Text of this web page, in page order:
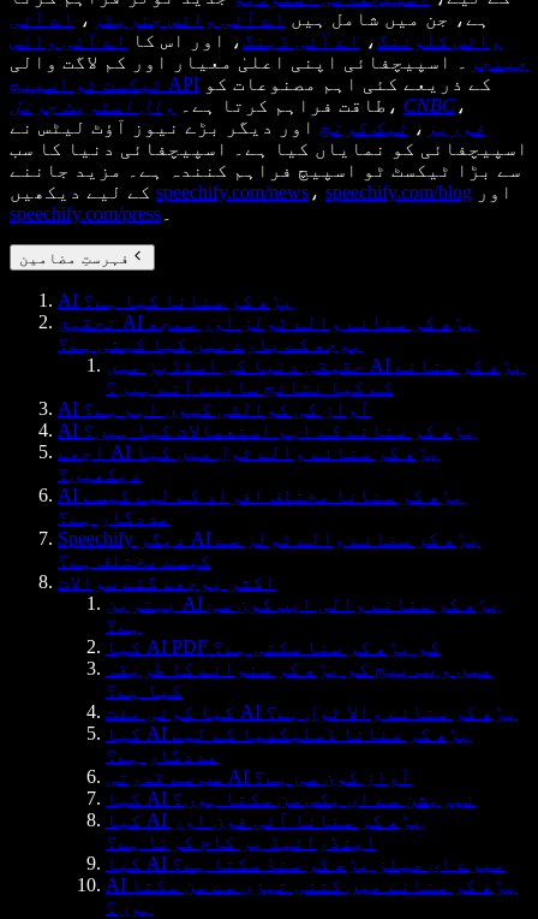
ہے، جن میں شامل ہیں اے آئی وائس جنریٹر ،
اے آئی
وائس کلوننگ، اے آئی ڈبنگ، اور اس کا
اے آئی وائس
چینجر
۔ اسپیچفائی اپنی اعلیٰ معیار اور کم لاگت والی
ٹیکسٹ ٹو اسپیچ API
طاقت فراہم کرتا ہے۔
وال اسٹریٹ جرنل ، CNBC ،
فوربز ، ٹیک کرنچ اور دیگر بڑے نیوز آؤٹ لیٹس نے
اسپیچفائی کو نمایاں کیا ہے۔ اسپیچفائی دنیا کا سب
سے بڑا ٹیکسٹ ٹو اسپیچ فراہم کنندہ ہے۔ مزید جاننے
speechify.com/news ، speechify.com/blog اور
speechify.com/press
فہرستِ مضامین
AI پڑھ کر سنانا کیا ہے؟
تحقیق AI پڑھ کر سنانے والے ٹولز اور سمجھ
بوجھ کے بارے میں کیا کہتی ہے؟
حقیقی دنیا کی اسٹڈیز میں AI پڑھ کر سنانے
کے کیا نتائج سامنے آتے ہیں؟
AI آواز کی کوالٹی کیوں اہم ہے؟
AI پڑھ کر سنانے کے اہم استعمالات کیا ہیں؟
اچھے AI پڑھ کر سنانے والے ٹول میں کیا
دیکھیں؟
AI پڑھ کر سنانا مختلف افراد کے لیے کیسے
مددگار ہے؟
Speechify دیگر AI پڑھ کر سنانے والے ٹولز سے
کیسے مختلف ہے؟
اکثر پوچھے گئے سوالات
بہترین AI پڑھ کر سنانے والی ایپ کون سی
ہے؟
کیا AI PDF کو پڑھ کر سنا سکتی ہے؟
میں ویب پیج کو پڑھ کر سنوانے کا طریقہ
کیا ہے؟
کیا کوئی مفت AI پڑھ کر سنانے والا ٹول ہے؟
کیا AI پڑھ کر سنانا ڈسلیکسیا کے لیے
مددگار ہے؟
سب سے قدرتی AI آواز کون سی ہے؟
کیا AI نیریشن سے ای بکس سن سکتا ہوں؟
کیا AI پڑھ کر سنانا آئی فون اور
اینڈرائیڈ پر کام کرتا ہے؟
کیا AI میرے ای میلز پڑھ کر سنا سکتا ہے؟
AI پڑھ کر سنانے میں کتنی تیزی سے سن سکتا
ہوں؟